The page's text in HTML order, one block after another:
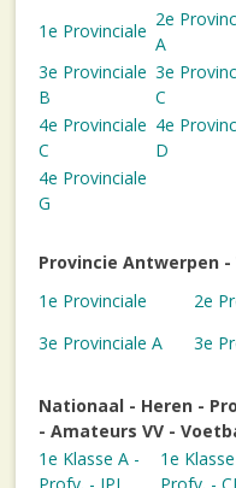
1e Provinciale
2e
A
3e Provinciale
B
3e
C
4e Provinciale
C
4e
D
4e Provinciale
G
Provincie Antwerpen -
1e Provinciale
2e
3e Provinciale A
3e
Nationaal - Heren -
- Amateurs VV -
1e Klasse A -
Profv. - JPL
1e
Profv. -